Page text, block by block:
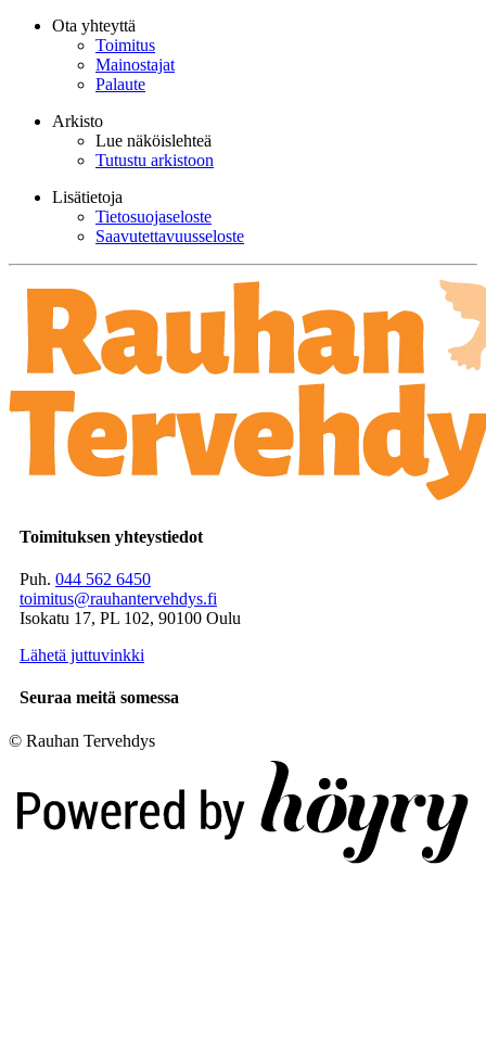
Ota yhteyttä
Toimitus
Mainostajat
Palaute
Arkisto
Lue näköislehteä
Tutustu arkistoon
Lisätietoja
Tietosuojaseloste
Saavutettavuusseloste
Toimituksen yhteystiedot
Puh. 044 562 6450
toimitus@rauhantervehdys.fi
Isokatu 17, PL 102, 90100 Oulu
Lähetä juttuvinkki
Seuraa meitä somessa
© Rauhan Tervehdys